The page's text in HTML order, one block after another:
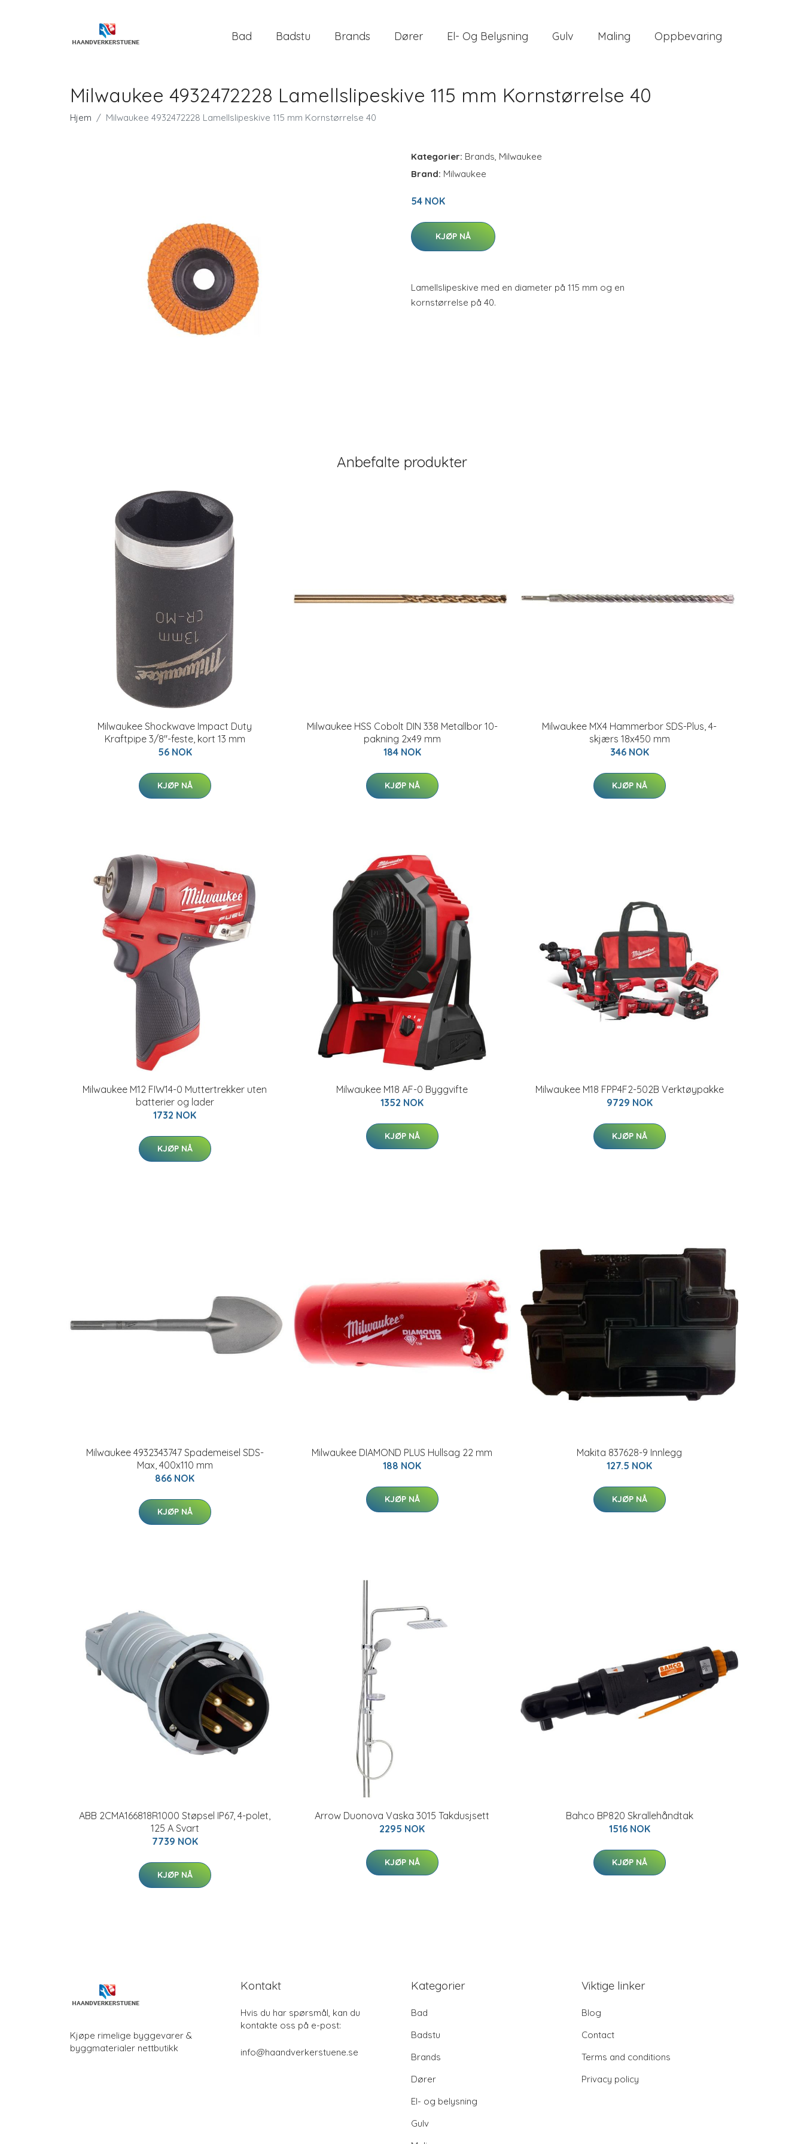
Bad Badstu Brands Dører El- Og Belysning Gulv Maling Oppbevaring
Milwaukee 4932472228 Lamellslipeskive 115 mm Kornstørrelse 40
Hjem Milwaukee 4932472228 Lamellslipeskive 115 mm Kornstørrelse 40
Kategorier: Brands, Milwaukee
Brand: Milwaukee
54 NOK
KJØP NÅ
Lamellslipeskive med en diameter på 115 mm og en
kornstørrelse på 40.
Anbefalte produkter
Milwaukee Shockwave Impact Duty
Kraftpipe 3/8"-feste, kort 13 mm
56 NOK
KJØP NÅ
Milwaukee HSS Cobolt DIN 338 Metallbor 10-
pakning 2x49 mm
184 NOK
KJØP NÅ
Milwaukee MX4 Hammerbor SDS-Plus, 4-
skjærs 18x450 mm
346 NOK
KJØP NÅ
Milwaukee M12 FIW14-0 Muttertrekker uten
batterier og lader
1732 NOK
KJØP NÅ
Milwaukee M18 AF-0 Byggvifte
1352 NOK
KJØP NÅ
Milwaukee M18 FPP4F2-502B Verktøypakke
9729 NOK
KJØP NÅ
Milwaukee 4932343747 Spademeisel SDS-
Max, 400x110 mm
866 NOK
KJØP NÅ
Milwaukee DIAMOND PLUS Hullsag 22 mm
188 NOK
KJØP NÅ
Makita 837628-9 Innlegg
127.5 NOK
KJØP NÅ
ABB 2CMA166818R1000 Støpsel IP67, 4-polet,
125 A Svart
7739 NOK
KJØP NÅ
Arrow Duonova Vaska 3015 Takdusjsett
2295 NOK
KJØP NÅ
Bahco BP820 Skrallehåndtak
1516 NOK
KJØP NÅ
Kjøpe rimelige byggevarer &
byggmaterialer nettbutikk
Kontakt
Hvis du har spørsmål, kan du
kontakte oss på e-post:
info@haandverkerstuene.se
Kategorier
Bad
Badstu
Brands
Dører
El- og belysning
Gulv
Viktige linker
Blog
Contact
Terms and conditions
Privacy policy